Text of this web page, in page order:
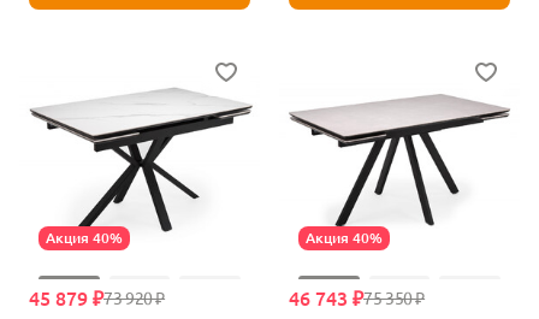
Акция 40%
73 920 ₽
45 879 ₽
Акция 40%
75 350 ₽
46 743 ₽